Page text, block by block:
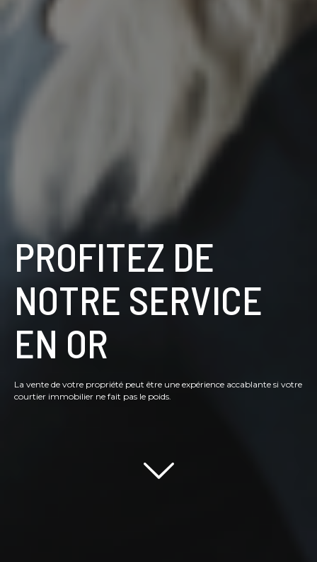
PROFITEZ DE
NOTRE SERVICE
EN OR
La vente de votre propriété peut être une expérience accablante si votre
courtier immobilier ne fait pas le poids.